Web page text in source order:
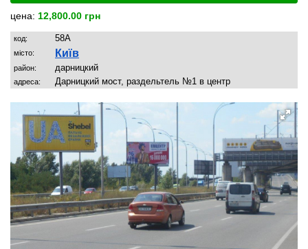
цена: 12,800.00 грн
код: 58A
місто: Київ
район: дарницкий
адреса: Дарницкий мост, раздельтель №1 в центр